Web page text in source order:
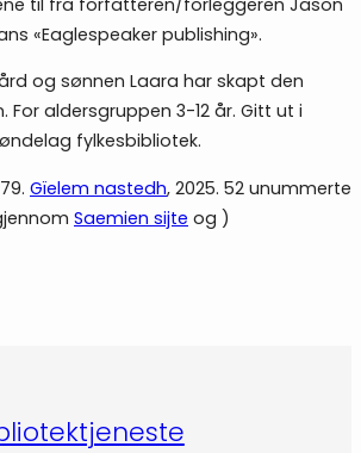
til fra forfatteren/forleggeren Jason
«Eaglespeaker publishing».
og sønnen Laara har skapt den
For aldersgruppen 3-12 år. Gitt ut i
fylkesbibliotek.
Gïelem nastedh, 2025. 52 unummerte
Saemien sijte og )